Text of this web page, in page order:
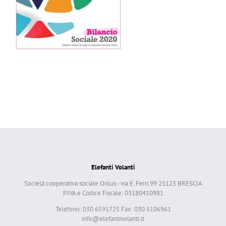
Elefanti Volanti
Società cooperativa sociale Onlus - via E. Ferri 99 25123 BRESCIA
P.IVA e Codice Fiscale: 03180410981
Telefono: 030 6591725 Fax: 030 5106961
info@elefantivolanti.it